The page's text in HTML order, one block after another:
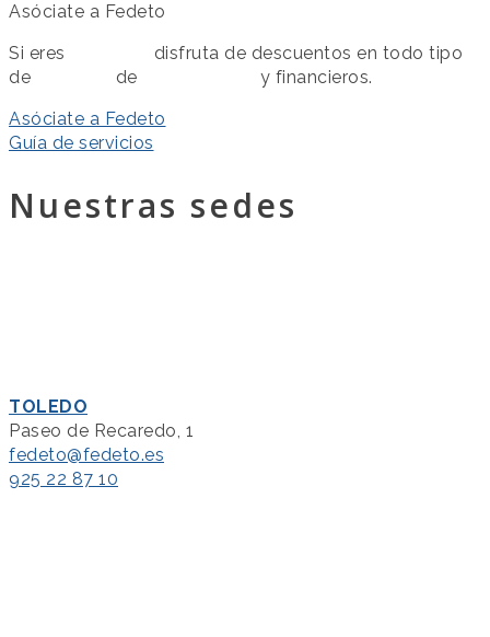
Asóciate a Fedeto
Si eres
disfruta de descuentos en todo tipo
de
de
y financieros.
Asóciate a Fedeto
Guía de servicios
Nuestras sedes
TOLEDO
Paseo de Recaredo, 1
fedeto@fedeto.es
925 22 87 10